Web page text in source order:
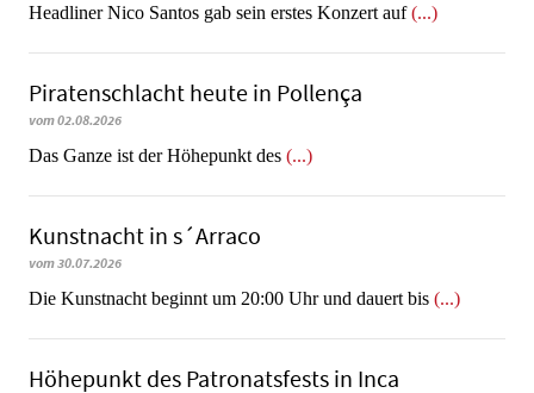
Headliner Nico Santos gab sein erstes Konzert auf(...)
Piratenschlacht heute in Po­llen­ça
vom 02.08.2026
​​​​​​​Das Ganze ist der Höhepunkt des (...)
Kunstnacht in s´Arraco
vom 30.07.2026
Die Kunstnacht beginnt um 20:00 Uhr und dauert bis (...)
Höhepunkt des Patronatsfests in Inca